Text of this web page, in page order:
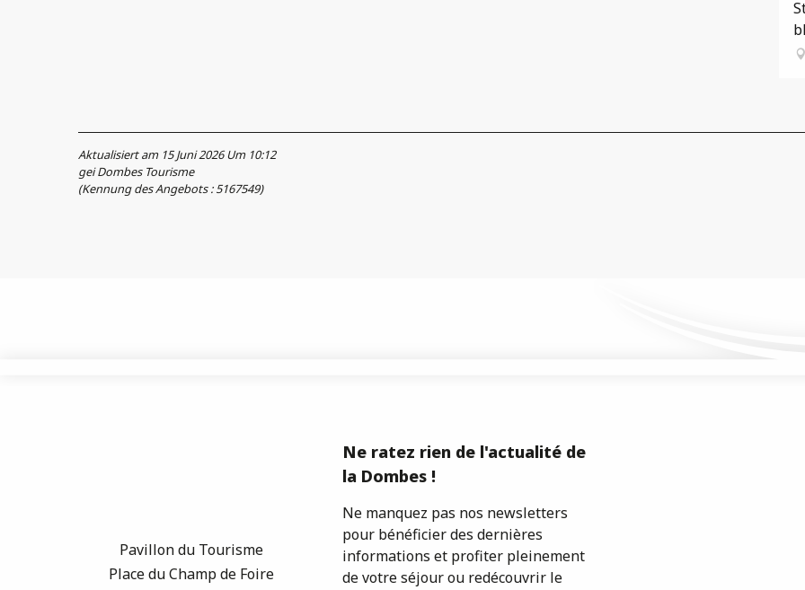
Aktualisiert am 15 Juni 2026 Um 10:12
gei Dombes Tourisme
(Kennung des Angebots :5167549)
Pavillon du Tourisme
Place du Champ de Foire
Ne ratez rien de l'actualité de
la Dombes !
Ne manquez pas nos newsletters
pour bénéficier des dernières
informations et profiter pleinement
de votre séjour ou redécouvrir le